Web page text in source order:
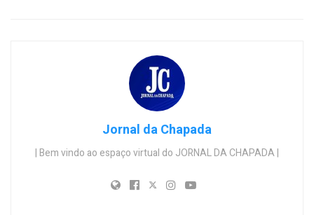
Jornal da Chapada
| Bem vindo ao espaço virtual do JORNAL DA CHAPADA |